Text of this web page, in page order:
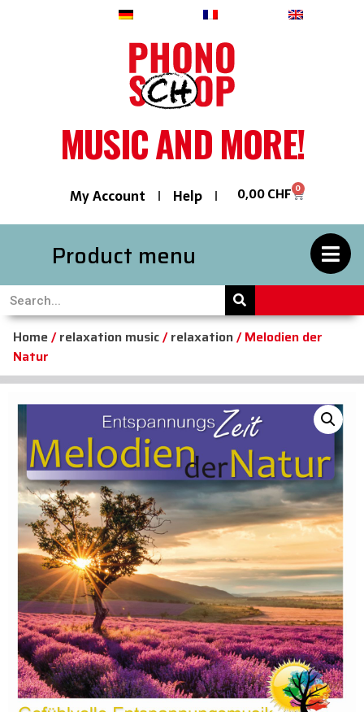
MUSIC AND MORE!
My Account Help 0,00CHF 0
Product menu
Home/relaxation music/relaxation/ Melodien der
Natur